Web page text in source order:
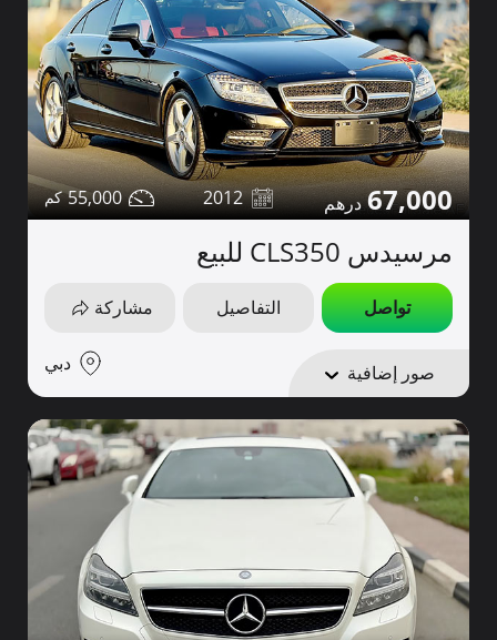
67,000
2012
55,000
مرسيدس CLS350 للبيع
تواصل التفاصيل مشاركة
صور إضافية دبي